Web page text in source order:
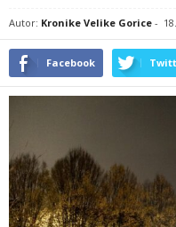
Autor: Kronike Velike Gorice -
Facebook